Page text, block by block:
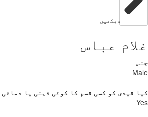
دیکھیں
عباس
قیدی کو کسی قسم کا کوئی ذہنی یا دماغی